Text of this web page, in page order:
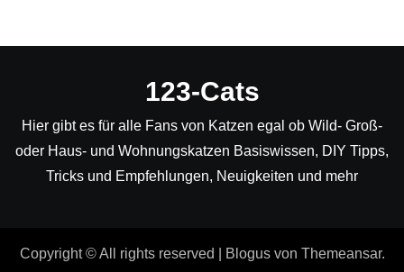
123-Cats
Hier gibt es für alle Fans von Katzen egal ob Wild- Groß-
oder Haus- und Wohnungskatzen Basiswissen, DIY Tipps,
Tricks und Empfehlungen, Neuigkeiten und mehr
Copyright © All rights reserved Blogusvon Themeansar.